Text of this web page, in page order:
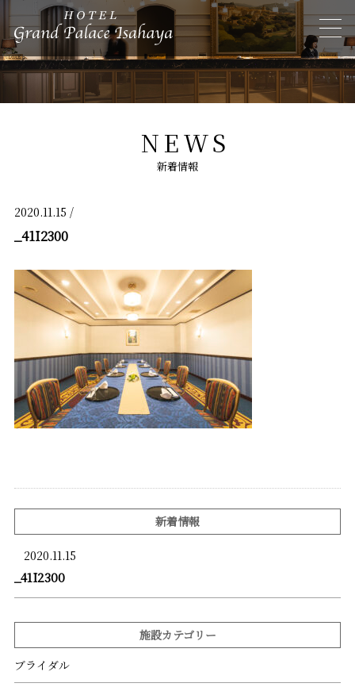
NEWS
新着情報
2020.11.15 /
_41I2300
新着情報
2020.11.15
_41I2300
施設カテゴリー
ブライダル